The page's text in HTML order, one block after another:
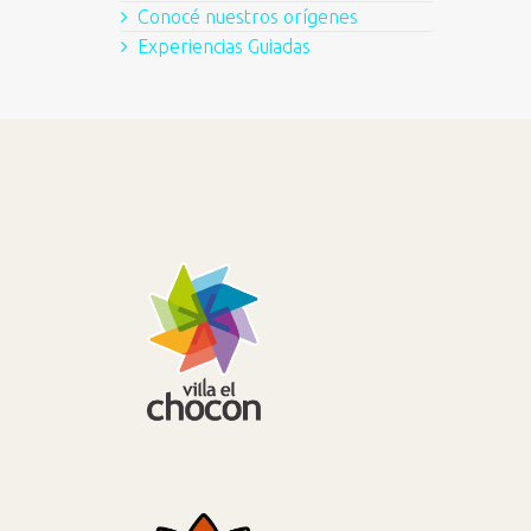
Conocé nuestros orígenes
Experiencias Guiadas